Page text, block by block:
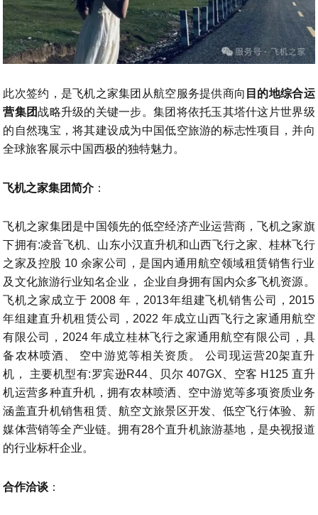
此次签约，是飞机之家集团从航空服务提供商向 目的地综合运
营集团战略升级的关键一步。集团将依托玉其塔什这片世界级
的自然瑰宝，将其建设成为中国低空旅游的标志性项目，并向
全球旅客展示中国西极的独特魅力。
飞机之家集团简介：
飞机之家集团是中国领先的低空经济产业运营商，飞机之家旗
下拥有:凌音飞机、山东小汉直升机和山西飞行之家、桂林飞行
之家及控股 10 余家公司，是国内通用航空领域租赁销售行业
及文化旅游行业知名企业， 企业自身拥有国内众多飞机资源。
飞机之家成立于 2008 年，2013年组建飞机销售公司，2015
年组建直升机租赁公司，2022 年成立山西飞行之家通用航空
有限公司，2024 年成立桂林飞行之家通用航空有限公司，具
备农林喷酒、 空中游览等相关资质。 公司现运营20架直升
机， 主要机型有:罗宾逊R44、贝尔 407GX、空客 H125 直升
机运营多种直升机，拥有农林喷洒、空中游览等多项资质业务
涵盖直升机销售租赁、航空文旅景区开发、低空飞行体验、新
媒体营销等全产业链。拥有28个直升机旅游基地，是央视报道
的行业标杆企业。
合作洽谈 ：